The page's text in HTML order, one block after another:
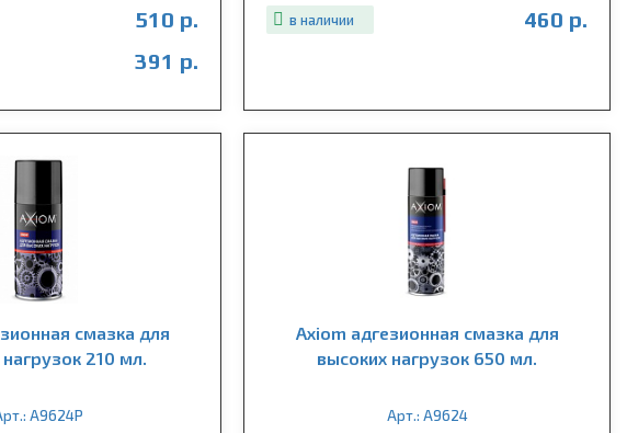
510 р.
391 р.
в наличии 460 р.
смазка для
210 мл.
A9624P
Axiom адгезионная смазка для
высоких нагрузок 650 мл.
Арт.: A9624